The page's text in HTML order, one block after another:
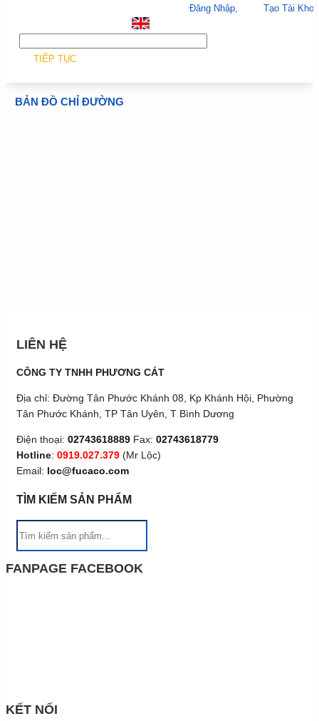
Đăng Nhập,
Tạo Tài
TIẾP TỤC
BẢN ĐỒ CHỈ ĐƯỜNG
LIÊN HỆ
CÔNG TY TNHH PHƯƠNG CÁT
Địa chỉ: Đường Tân Phước Khánh 08, Kp Khánh Hội, Phường
Tân Phước Khánh, TP Tân Uyên, T Bình Dương
Điện thoại: 02743618889 Fax: 02743618779
Hotline: 0919.027.379 (Mr Lộc)
Email: loc@fucaco.com
TÌM KIẾM SẢN PHẨM
FANPAGE FACEBOOK
KẾT NỐI